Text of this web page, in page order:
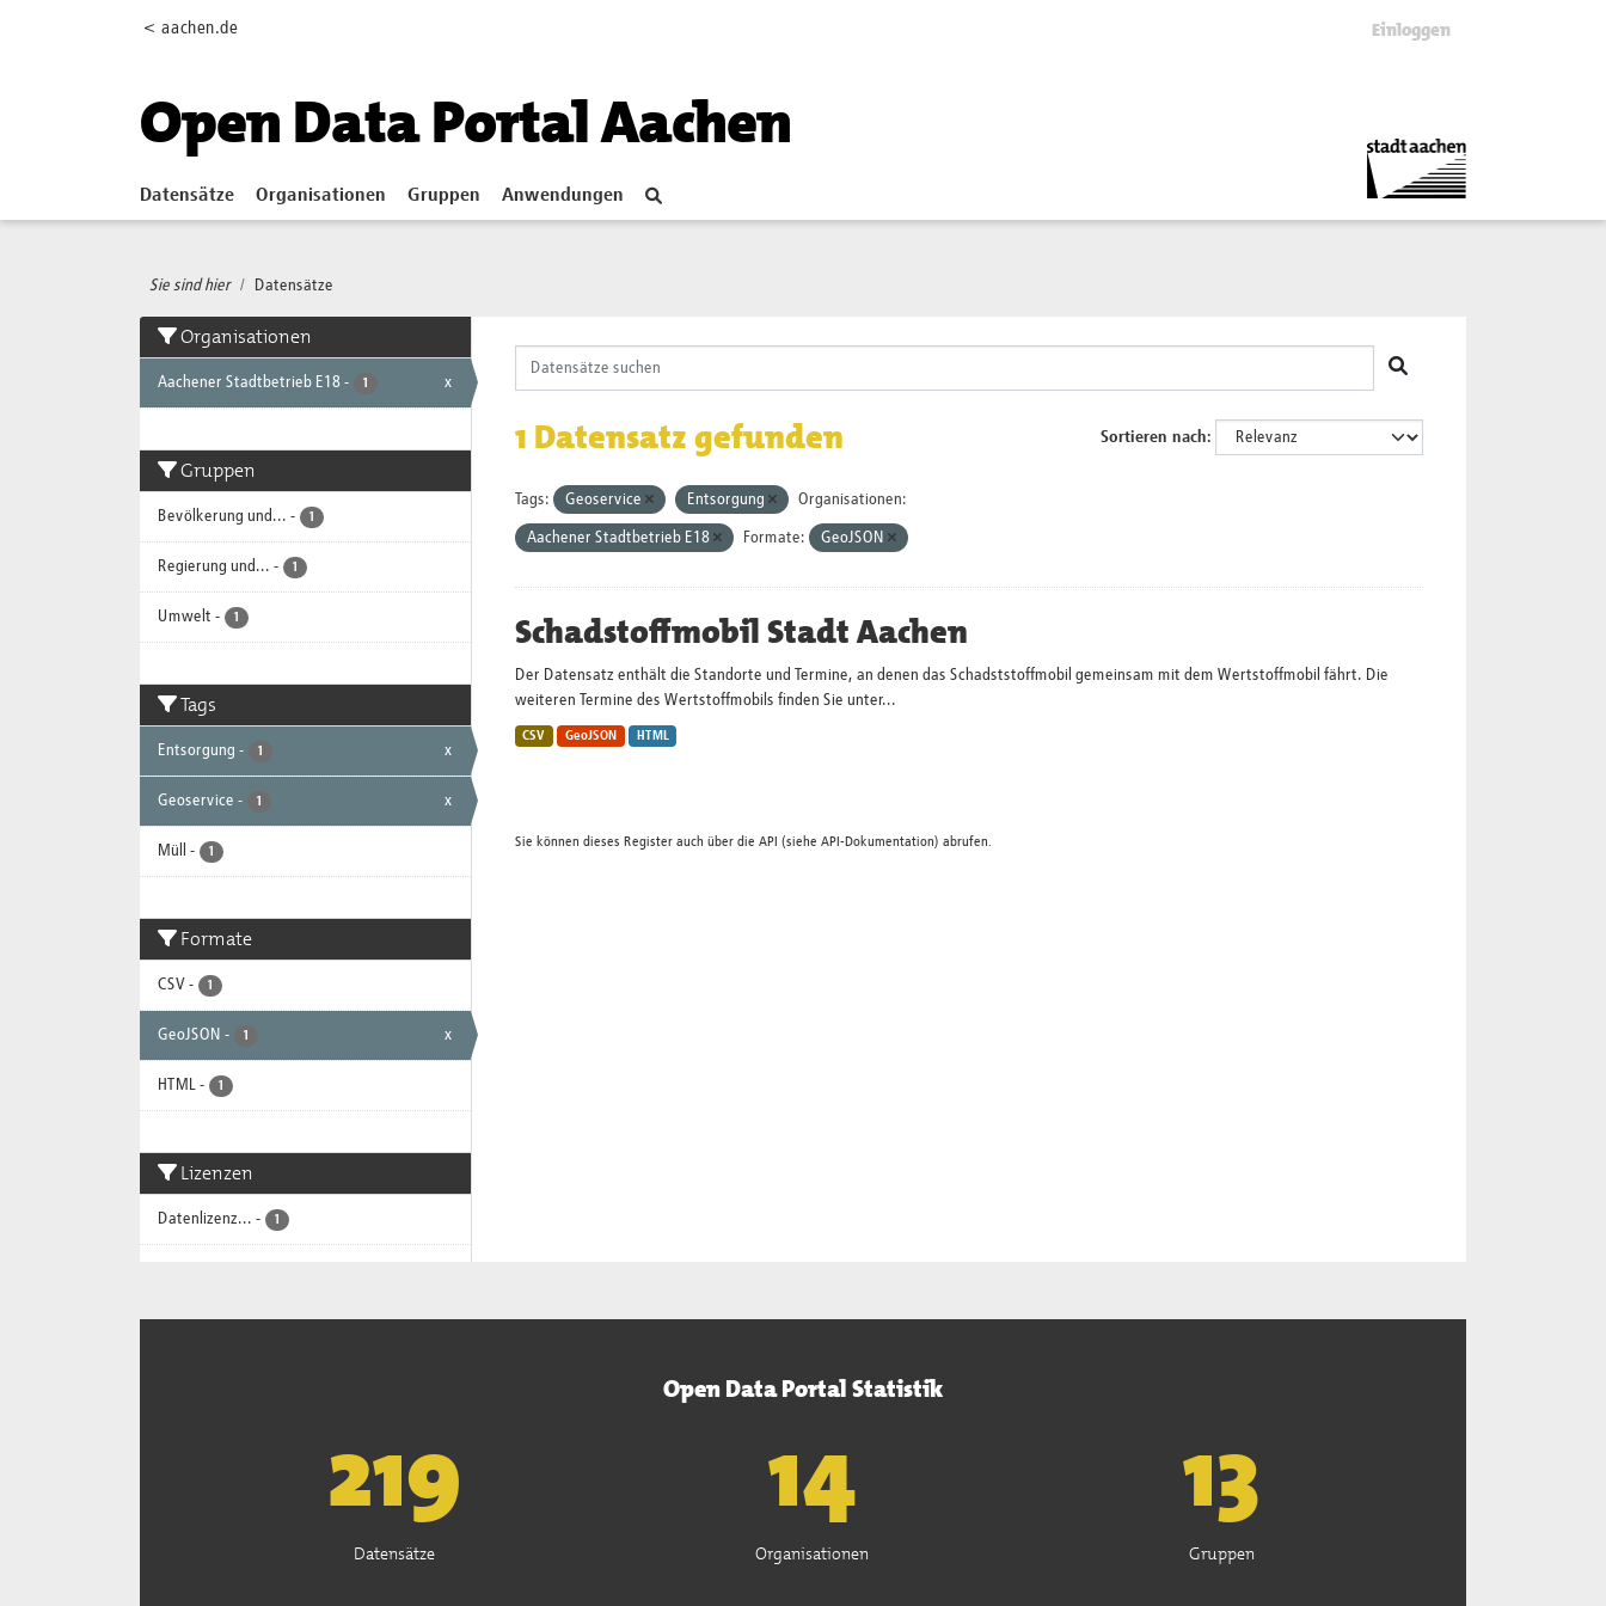
< aachen.de Einloggen
Open Data Portal Aachen
Datensätze Organisationen Gruppen Anwendungen
Sie sind hier Datensätze
Organisationen
Aachener Stadtbetrieb E18 - 1 x
Gruppen
Bevölkerung und... - 1
Regierung und... - 1
Umwelt - 1
Tags
Entsorgung - 1 x
Geoservice - 1 x
Müll - 1
Formate
CSV - 1
GeoJSON - 1 x
HTML - 1
Lizenzen
Datenlizenz... - 1
Sortieren nach
1 Datensatz gefunden
Tags: Geoservice Entsorgung Organisationen:
Aachener Stadtbetrieb E18 Formate: GeoJSON
Schadstoffmobil Stadt Aachen
Der Datensatz enthält die Standorte und Termine, an denen das Schadststoffmobil gemeinsam mit dem Wertstoffmobil fährt. Die
weiteren Termine des Wertstoffmobils finden Sie unter...
CSV GeoJSON HTML
Sie können dieses Register auch über die API (siehe API-Dokumentation) abrufen.
Open Data Portal Statistik
222
Datensätze
15
Organisationen
13
Gruppen